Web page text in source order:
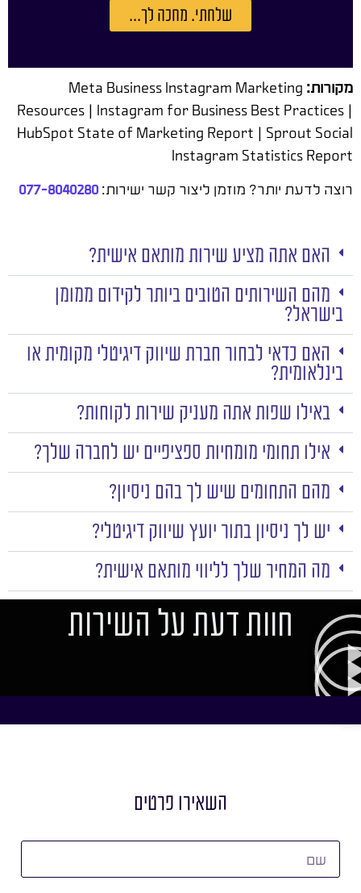
שלחתי. מחכה לך...
מקורות: Meta Business Instagram Marketing
Resources | Instagram for Business Best Practices |
HubSpot State of Marketing Report | Sprout Social
Instagram Statistics Report
רוצה לדעת יותר? מוזמן ליצור קשר ישירות:077-8040280
האם אתה מציע שירות מותאם אישית?
מהם השירותים הטובים ביותר לקידום ממומן
בישראל?
האם כדאי לבחור חברת שיווק דיגיטלי מקומית או
בינלאומית?
באילו שפות אתה מעניק שירות לקוחות?
אילו תחומי מומחיות ספציפיים יש לחברה שלך?
מהם התחומים שיש לך בהם ניסיון?
יש לך ניסיון בתור יועץ שיווק דיגיטלי?
מה המחיר שלך לליווי מותאם אישית?
חוות דעת על השירות
השאירו פרטים